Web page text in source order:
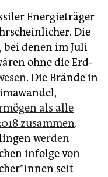
Energieträger
Die
bei denen im Juli
ohne die Erd­
. Die Brände in
als alle
zusammen.
werden
infolge von
seit